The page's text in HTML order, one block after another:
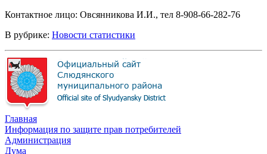
Контактное лицо: Овсянникова И.И., тел 8-908-66-282-76
В рубрике: Новости статистики
Главная
Информация по защите прав потребителей
Администрация
Дума